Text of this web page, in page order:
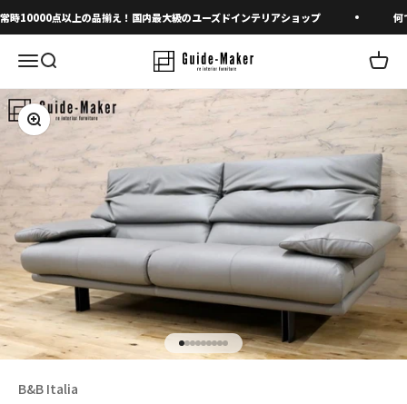
コンテンツへスキップ
時10000点以上の品揃え！国内最大級のユーズドインテリアショップ 何
メニューを開く
検索を開く カー
ズームイン
I18n Error: Missing interpolation
I18n Error: Missing interpolation
I18n Error: Missing interpolation
I18n Error: Missing interpolation
I18n Error: Missing interpolation
I18n Error: Missing
I18n Error: Missing
I18n Error: Missing
I18n Error: Missing
B&B Italia